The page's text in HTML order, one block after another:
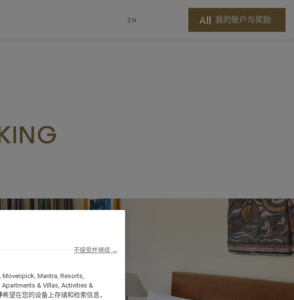
ZH 我的账户与奖励
Movenpick, Mantra, Resorts,
& Villas, Activities &
希望在您的设备上存储和检索信息，
不接受并继续 →